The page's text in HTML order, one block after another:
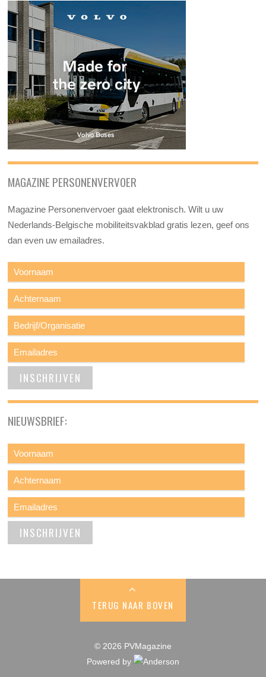
MAGAZINE PERSONENVERVOER
Magazine Personenvervoer gaat elektronisch. Wilt u uw
Nederlands-Belgische mobiliteitsvakblad gratis lezen, geef ons
dan even uw emailadres.
NIEUWSBRIEF:
TERUG NAAR BOVEN
© 2026 PVMagazine
Powered by